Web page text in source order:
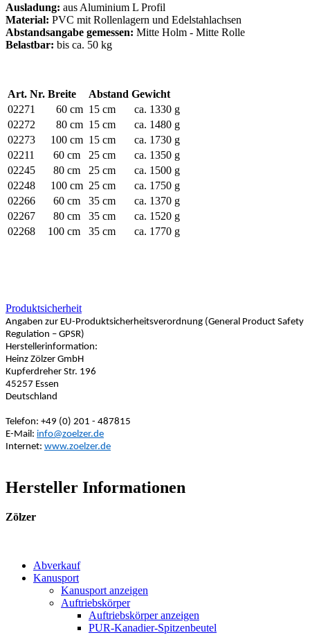
Ausladung: aus Aluminium L Profil
Material: PVC mit Rollenlagern und Edelstahlachsen
Abstandsangabe gemessen: Mitte Holm - Mitte Rolle
Belastbar: bis ca. 50 kg
Art. Nr. Breite Abstand Gewicht
02271
60 cm 15 cm
ca. 1330 g
02272
80 cm 15 cm
ca. 1480 g
02273
100 cm 15 cm
ca. 1730 g
02211
60 cm 25 cm
ca. 1350 g
02245
80 cm 25 cm
ca. 1500 g
02248
100 cm 25 cm
ca. 1750 g
02266
60 cm 35 cm
ca. 1370 g
02267
80 cm 35 cm
ca. 1520 g
02268
100 cm 35 cm ca. 1770 g
Produktsicherheit
Angaben zur EU-Produktsicherheitsverordnung (General Product Safety
Regulation – GPSR)
Herstellerinformation:
Heinz Zölzer GmbH
Kupferdreher Str. 196
45257 Essen
Deutschland
Telefon: +49 (0) 201 - 487815
E-Mail: info@zoelzer.de
Internet: www.zoelzer.de
Hersteller Informationen
Zölzer
Abverkauf
Kanusport
Kanusport anzeigen
Auftriebskörper
Auftriebskörper anzeigen
PUR-Kanadier-Spitzenbeutel